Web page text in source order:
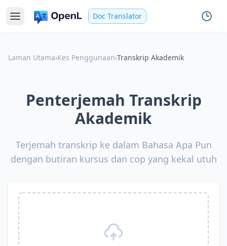
Doc Translator
Laman Utama›Kes Penggunaan›Transkrip Akademik
Penterjemah Transkrip
Akademik
Terjemah transkrip ke dalam Bahasa Apa Pun
dengan butiran kursus dan cop yang kekal utuh